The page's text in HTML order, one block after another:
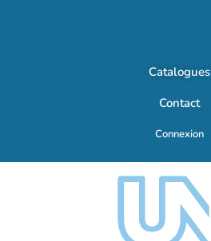
Catalogues
Contact
Connexion